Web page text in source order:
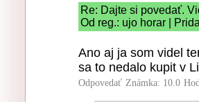
Re: Dajte si povedať.
Od reg.: ujo horar |
Ano aj ja som videl
sa to nedalo kupit v
Odpovedať Známka: 10.0